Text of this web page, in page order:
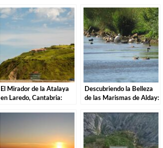
El Mirador de la Atalaya
en Laredo, Cantabria:
Descubriendo la Belleza
de las Marismas de Alday:
Parque Natural